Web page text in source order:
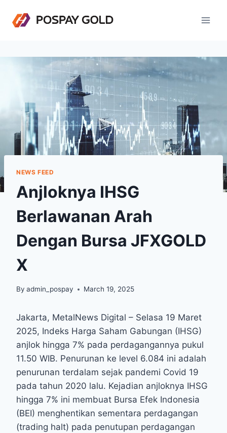
NEWS FEED
Anjloknya IHSG
Berlawanan Arah
Dengan Bursa JFXGOLD
X
By admin_pospay March 19, 2025
Jakarta, MetalNews Digital – Selasa 19 Maret
2025, Indeks Harga Saham Gabungan (IHSG)
anjlok hingga 7% pada perdagangannya pukul
11.50 WIB. Penurunan ke level 6.084 ini adalah
penurunan terdalam sejak pandemi Covid 19
pada tahun 2020 lalu. Kejadian anjloknya IHSG
hingga 7% ini membuat Bursa Efek Indonesia
(BEI) menghentikan sementara perdagangan
(trading halt) pada penutupan perdagangan